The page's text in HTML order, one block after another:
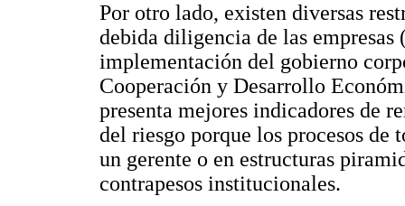
Por otro lado, existen diversas
debida diligencia de las
implementación del gobierno
Cooperación y Desarrollo
presenta mejores indicadores de
del riesgo porque los procesos de
un gerente o en estructuras
contrapesos institucionales.